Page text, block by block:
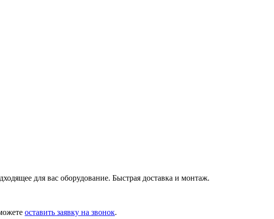
для вас оборудование. Быстрая доставка и монтаж.
оставить заявку на звонок.